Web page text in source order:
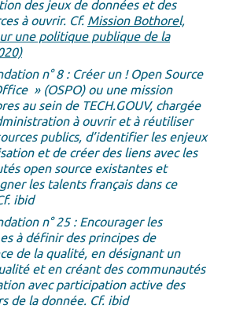
des jeux de données et des
à ouvrir. Cf. Mission Bothorel,
une politique publique de la
n° 8 : Créer un ! Open Source
» (OSPO) ou une mission
au sein de TECH.GOUV, chargée
à ouvrir et à réutiliser
publics, d’identifier les enjeux
et de créer des liens avec les
open source existantes et
les talents français dans ce
ibid
n° 25 : Encourager les
à définir des principes de
de la qualité, en désignant un
et en créant des communautés
avec participation active des
de la donnée. Cf. ibid